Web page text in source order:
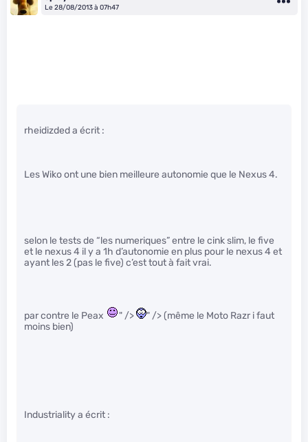
Le 28/08/2013 à 07h47
rheidizded a écrit :
Les Wiko ont une bien meilleure autonomie que le Nexus 4.
selon le tests de “les numeriques” entre le cink slim, le five
et le nexus 4 il y a 1h d’autonomie en plus pour le nexus 4 et
ayant les 2 (pas le five) c’est tout à fait vrai.
par contre le Peax " />
" /> (même le Moto Razr i faut
moins bien)
Industriality a écrit :